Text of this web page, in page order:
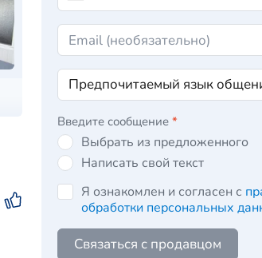
Введите сообщение *
Выбрать из предложенного
Написать свой текст
Я ознакомлен и согласен с
обработки персональных
Связаться с продавцом